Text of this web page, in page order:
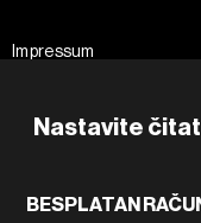
Nastavite
BESPLATAN
Impressum
Pravila privatnosti
Korištenje umjetne